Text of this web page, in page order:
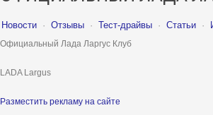
Новости · Отзывы · Тест-драйвы · Статьи ·
Официальный Лада Ларгус Клуб
LADA Largus
Разместить рекламу на сайте